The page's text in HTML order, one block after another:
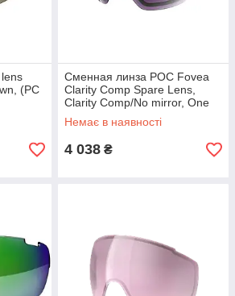
lens
(PC
Сменная линза POC Fovea
Clarity Comp Spare Lens,
Clarity Comp/No mirror, One
Size (PC 413179454ONE1)
MK MK
Немає в наявності
4 038 ₴